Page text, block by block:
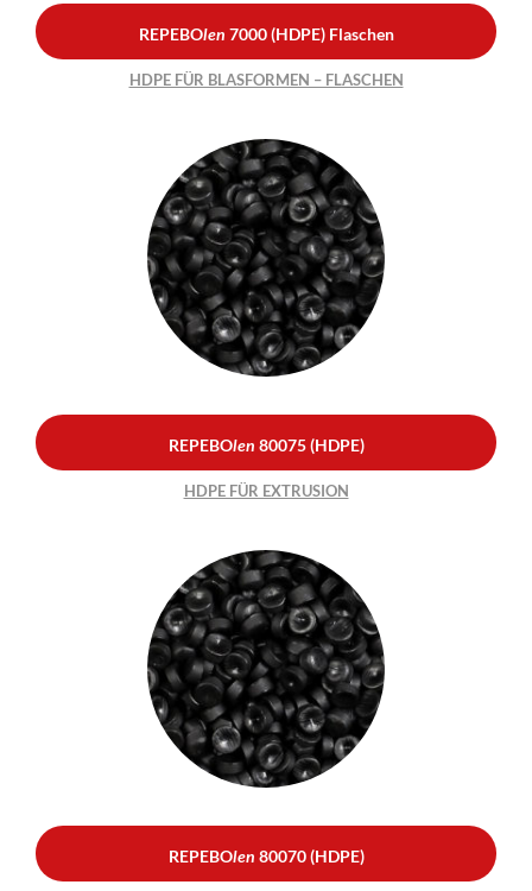
REPEBOlen 7000 (HDPE) Flaschen
HDPE FÜR BLASFORMEN – FLASCHEN
REPEBO len80075
(HDPE)
HDPE FÜR EXTRUSION
REPEBOlen 80075 (HDPE)
HDPE FÜR EXTRUSION
REPEBO len80070
(HDPE)
HDPE FÜR EXTRUSION
REPEBOlen 80070 (HDPE)